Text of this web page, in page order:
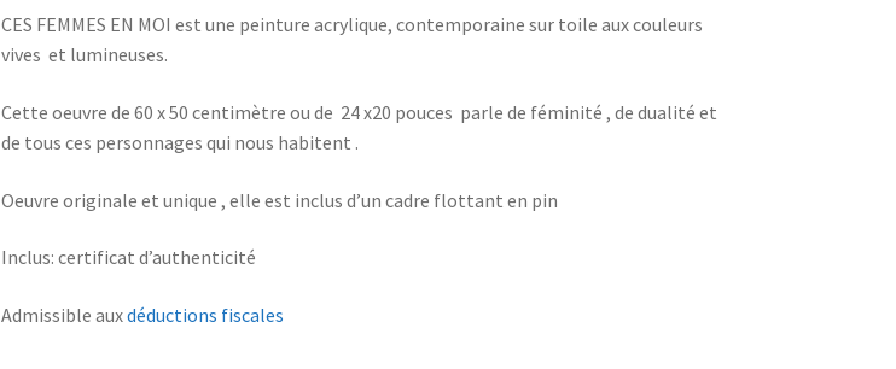
CES FEMMES EN MOI est une peinture acrylique, contemporaine sur toile aux couleurs
vives et lumineuses.
Cette oeuvre de 60 x 50 centimètre ou de 24 x20 pouces parle de féminité , de dualité et
de tous ces personnages qui nous habitent .
Oeuvre originale et unique , elle est inclus d’un cadre flottant en pin
Inclus: certificat d’authenticité
Admissible auxdéductions fiscales